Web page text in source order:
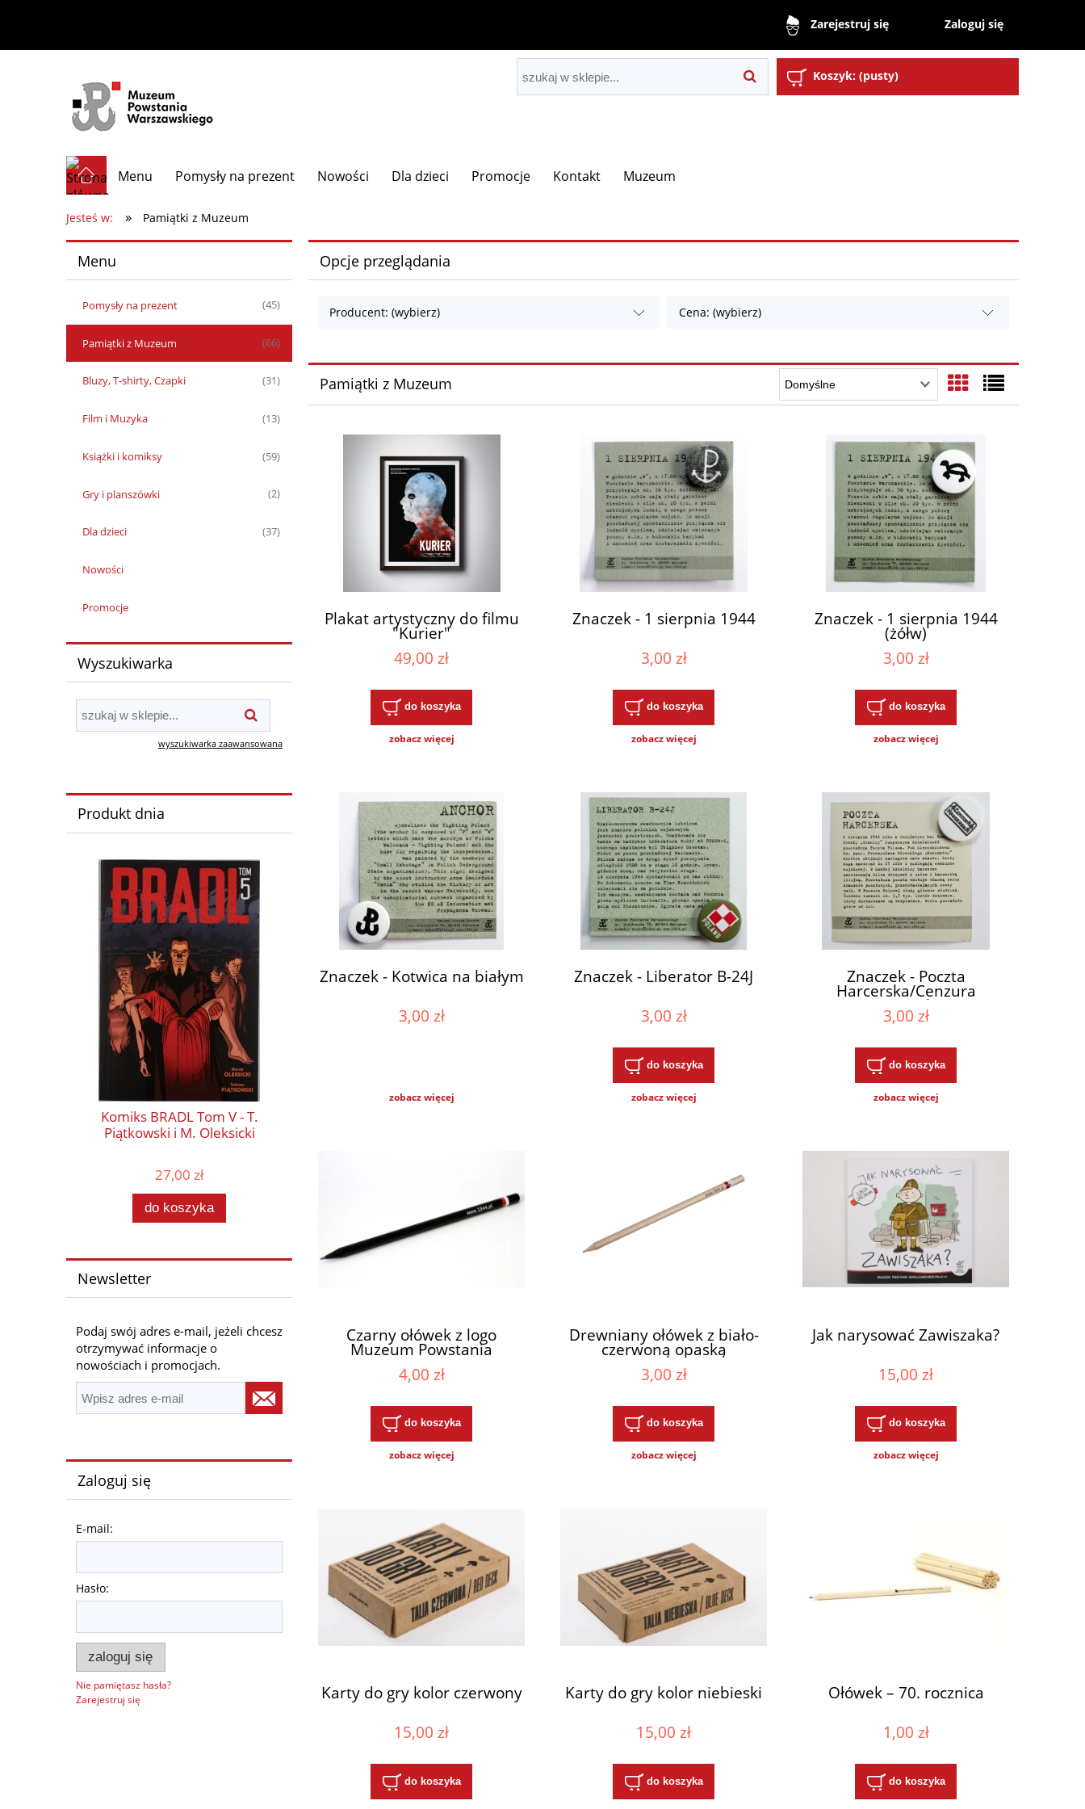
Zarejestruj się Zaloguj się
Koszyk: (pusty)
Menu Pomysły na prezent Nowości Dla dzieci Promocje Kontakt Muzeum
Jesteś w: » Pamiątki z Muzeum
Menu
Pomysły na prezent (45)
Pamiątki z Muzeum (66)
Bluzy, T-shirty, Czapki (31)
Film i Muzyka (13)
Książki i komiksy (59)
Gry i planszówki (2)
Dla dzieci (37)
Nowości
Promocje
Wyszukiwarka
wyszukiwarka zaawansowana
Produkt dnia
Komiks BRADL Tom V - T.
Piątkowski i M. Oleksicki
27,00 zł
do koszyka
Newsletter
Podaj swój adres e-mail, jeżeli chcesz
otrzymywać informacje o
nowościach i promocjach.
Zaloguj się
E-mail:
Hasło:
zaloguj się
Nie pamiętasz hasła?
Zarejestruj się
Opcje przeglądania
Producent: (wybierz) Cena: (wybierz)
Pamiątki z Muzeum
Plakat artystyczny do filmu
"Kurier"
49,00 zł
do koszyka
zobacz więcej
Znaczek - 1 sierpnia 1944
3,00 zł
do koszyka
zobacz więcej
Znaczek - 1 sierpnia 1944
(żółw)
3,00 zł
do koszyka
zobacz więcej
Znaczek - Kotwica na białym
3,00 zł
zobacz więcej
Znaczek - Liberator B-24J
3,00 zł
do koszyka
zobacz więcej
Znaczek - Poczta
Harcerska/Cenzura
Harcerska
3,00 zł
do koszyka
zobacz więcej
Czarny ołówek z logo
Muzeum Powstania
Warszawskiego
4,00 zł
do koszyka
zobacz więcej
Drewniany ołówek z biało-
czerwoną opaską
3,00 zł
do koszyka
zobacz więcej
Jak narysować Zawiszaka?
15,00 zł
do koszyka
zobacz więcej
Karty do gry kolor czerwony
15,00 zł
do koszyka
Karty do gry kolor niebieski
15,00 zł
do koszyka
Ołówek – 70. rocznica
1,00 zł
do koszyka